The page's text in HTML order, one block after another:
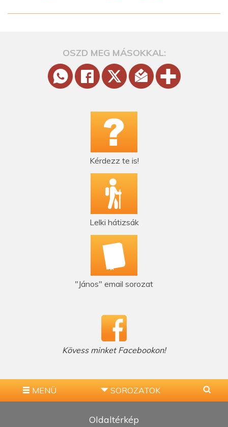
OSZD MEG MÁSOKKAL:
Kérdezz te is!
Lelki hátizsák
"János" email sorozat
Kövess minket Facebookon!
MENÜ SOROZATOK
Oldaltérkép